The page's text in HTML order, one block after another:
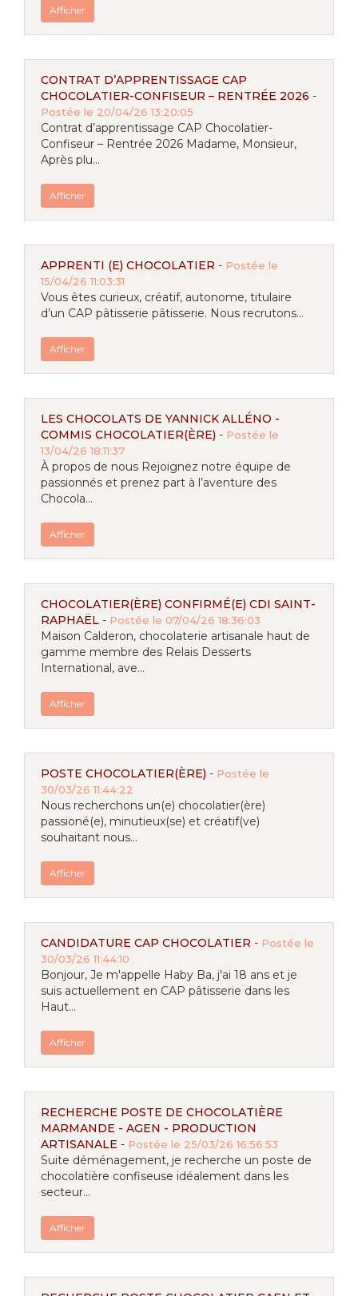
Afficher
CONTRAT D’APPRENTISSAGE CAP
CHOCOLATIER-CONFISEUR – RENTRÉE 2026 -
Postée le 20/04/26 13:20:05
Contrat d’apprentissage CAP Chocolatier-
Confiseur – Rentrée 2026 Madame, Monsieur,
Après plu...
Afficher
APPRENTI (E) CHOCOLATIER - Postée le
15/04/26 11:03:31
Vous êtes curieux, créatif, autonome, titulaire
d’un CAP pâtisserie pâtisserie. Nous recrutons...
Afficher
LES CHOCOLATS DE YANNICK ALLÉNO -
COMMIS CHOCOLATIER(ÈRE) - Postée le
13/04/26 18:11:37
À propos de nous Rejoignez notre équipe de
passionnés et prenez part à l’aventure des
Chocola...
Afficher
CHOCOLATIER(ÈRE) CONFIRMÉ(E) CDI SAINT-
RAPHAËL - Postée le 07/04/26 18:36:03
Maison Calderon, chocolaterie artisanale haut de
gamme membre des Relais Desserts
International, ave...
Afficher
POSTE CHOCOLATIER(ÈRE) - Postée le
30/03/26 11:44:22
Nous recherchons un(e) chocolatier(ère)
passioné(e), minutieux(se) et créatif(ve)
souhaitant nous...
Afficher
CANDIDATURE CAP CHOCOLATIER - Postée le
30/03/26 11:44:10
Bonjour, Je m'appelle Haby Ba, j'ai 18 ans et je
suis actuellement en CAP pâtisserie dans les
Haut...
Afficher
RECHERCHE POSTE DE CHOCOLATIÈRE
MARMANDE - AGEN - PRODUCTION
ARTISANALE - Postée le 25/03/26 16:56:53
Suite déménagement, je recherche un poste de
chocolatière confiseuse idéalement dans les
secteur...
Afficher